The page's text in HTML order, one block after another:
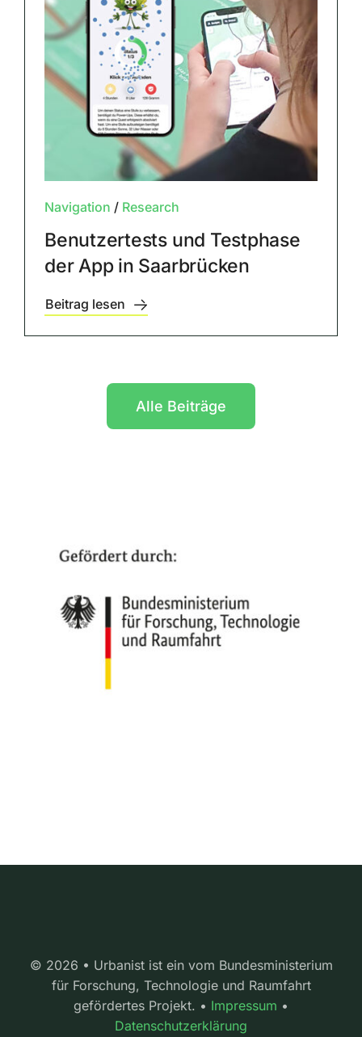
Navigation / Research
Benutzertests und Testphase
der App in Saarbrücken
Beitrag lesen
Alle Beiträge
© 2026 • Urbanist ist ein vom Bundesministerium
für Forschung, Technologie und Raumfahrt
gefördertes Projekt. • Impressum •
Datenschutzerklärung